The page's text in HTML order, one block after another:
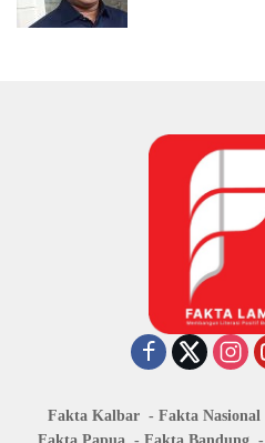
Fakta Kalbar Fakta Nasional